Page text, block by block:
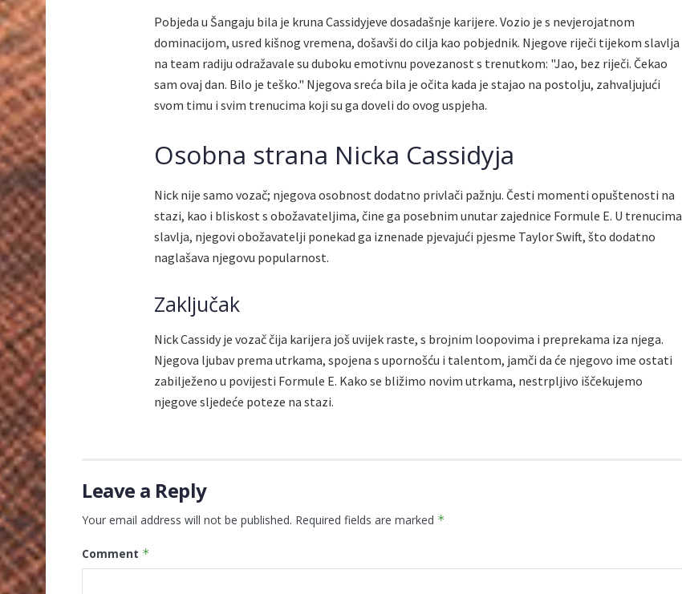
Pobjeda u Šangaju bila je kruna Cassidyjeve dosadašnje karijere. Vozio je s nevjerojatnom
dominacijom, usred kišnog vremena, došavši do cilja kao pobjednik. Njegove riječi tijekom slavlja
na team radiju odražavale su duboku emotivnu povezanost s trenutkom: "Jao, bez riječi. Čekao
sam ovaj dan. Bilo je teško." Njegova sreća bila je očita kada je stajao na postolju, zahvaljujući
svom timu i svim trenucima koji su ga doveli do ovog uspjeha.
Osobna strana Nicka Cassidyja
Nick nije samo vozač; njegova osobnost dodatno privlači pažnju. Česti momenti opuštenosti na
stazi, kao i bliskost s obožavateljima, čine ga posebnim unutar zajednice Formule E. U trenucima
slavlja, njegovi obožavatelji ponekad ga iznenade pjevajući pjesme Taylor Swift, što dodatno
naglašava njegovu popularnost.
Zaključak
Nick Cassidy je vozač čija karijera još uvijek raste, s brojnim loopovima i preprekama iza njega.
Njegova ljubav prema utrkama, spojena s upornošću i talentom, jamči da će njegovo ime ostati
zabilježeno u povijesti Formule E. Kako se bližimo novim utrkama, nestrpljivo iščekujemo
njegove sljedeće poteze na stazi.
Leave a Reply
Your email address will not be published. Required fields are marked *
Comment *